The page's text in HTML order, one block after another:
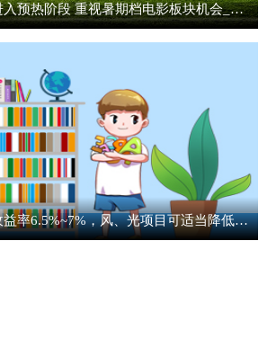
华安证券：暑期档进入预热阶段 重视暑期档电影板块机会_焦点报道
某国企：修订投资收益率6.5%~7%，风、光项目可适当降低|每日聚焦